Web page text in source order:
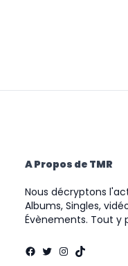
A Propos de TMR
Nous décryptons
Albums, Singles,
Évènements. Tout y
Facebook
Twitter
Instagram
TikTok